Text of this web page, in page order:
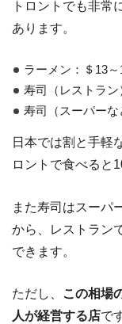
トロントでも非常
あります。
ラーメン：＄13～
寿司（レストラン
寿司（スーパーな
日本では割と手軽
ロントで食べると
また寿司はスーパ
から、レストラン
できます。
ただし、
この相場
人が経営する店で